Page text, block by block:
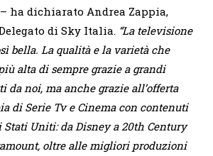
– ha dichiarato Andrea Zappia,
di Sky Italia. “La televisione
bella. La qualità e la varietà che
alta di sempre grazie a grandi
da noi, ma anche grazie all’offerta
di Serie Tv e Cinema con contenuti
Stati Uniti: da Disney a 20th Century
oltre alle migliori produzioni